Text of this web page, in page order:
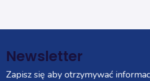
Newsletter
Zapisz się aby otrzymywać